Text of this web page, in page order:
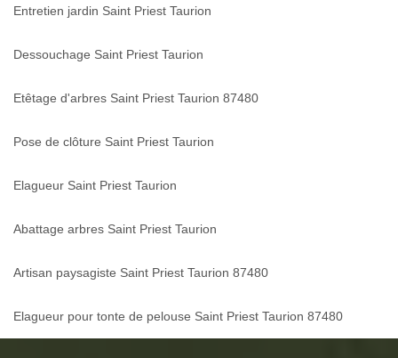
Entretien jardin Saint Priest Taurion
Dessouchage Saint Priest Taurion
Etêtage d'arbres Saint Priest Taurion 87480
Pose de clôture Saint Priest Taurion
Elagueur Saint Priest Taurion
Abattage arbres Saint Priest Taurion
Artisan paysagiste Saint Priest Taurion 87480
Elagueur pour tonte de pelouse Saint Priest Taurion 87480